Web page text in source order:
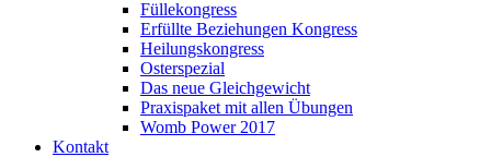
Füllekongress
Erfüllte Beziehungen Kongress
Heilungskongress
Osterspezial
Das neue Gleichgewicht
Praxispaket mit allen Übungen
Womb Power 2017
Kontakt